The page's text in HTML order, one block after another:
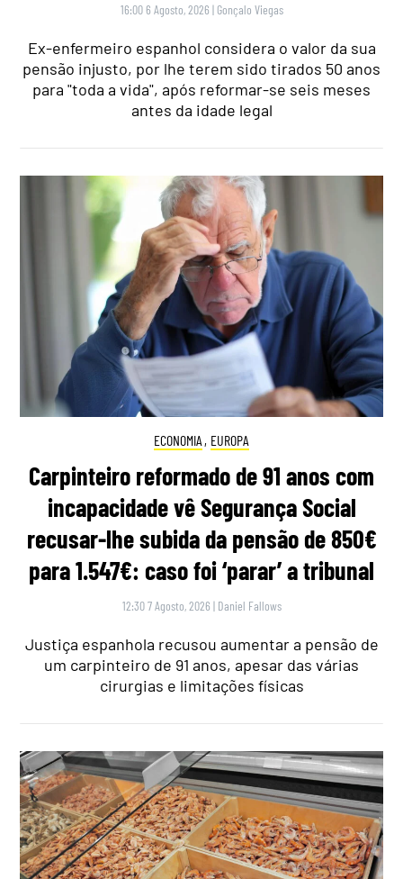
16:00 6 Agosto, 2026 | Gonçalo Viegas
Ex-enfermeiro espanhol considera o valor da sua
pensão injusto, por lhe terem sido tirados 50 anos
para "toda a vida", após reformar-se seis meses
antes da idade legal
ECONOMIA , EUROPA
Carpinteiro reformado de 91 anos com
incapacidade vê Segurança Social
recusar-lhe subida da pensão de 850€
para 1.547€: caso foi ‘parar’ a tribunal
12:30 7 Agosto, 2026 | Daniel Fallows
Justiça espanhola recusou aumentar a pensão de
um carpinteiro de 91 anos, apesar das várias
cirurgias e limitações físicas